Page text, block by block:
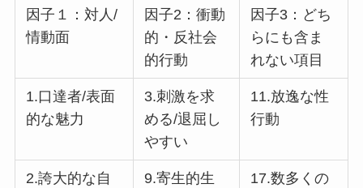
因子１：対人/
情動面
因子2：衝動
的・反社会
的行動
因子3：どち
らにも含ま
れない項目
1.口達者/表面
的な魅力
3.刺激を求
める/退屈し
やすい
11.放逸な性
行動
2.誇大的な自
9.寄生的生
17.数多くの